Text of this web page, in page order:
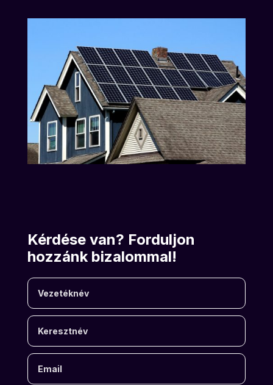
Kérdése van? Forduljon
hozzánk bizalommal!